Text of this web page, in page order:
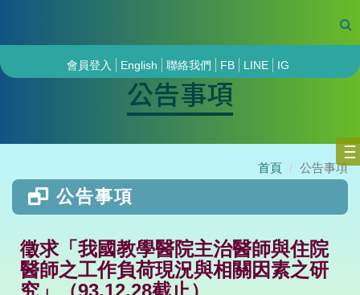
會員登入 English 聯絡我們 FB LINE IG
公告事項
首頁 公告事項
公告事項
徵求「我國教學醫院主治醫師與住院
醫師之工作負荷現況與相關因素之研
究」（93.12.28截止）